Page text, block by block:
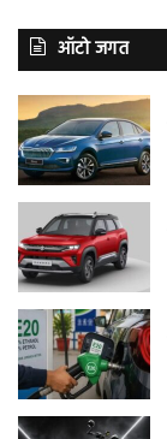
ऑटो जगत